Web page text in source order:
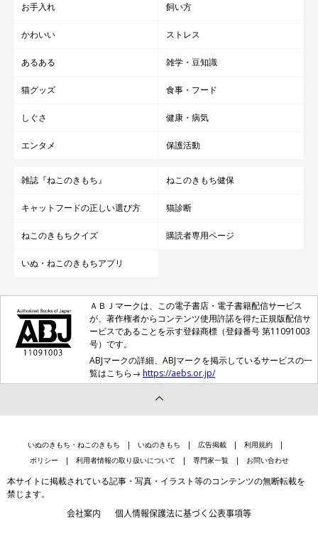
お手入れ 飼い方
かわいい ストレス
あるある 雑学・豆知識
猫グッズ 食事・フード
しぐさ 健康・病気
エンタメ 保護活動
雑誌『ねこのきもち』 ねこのきもち健保
キャットフードの正しい選び方 猫診断
ねこのきもちクイズ 購読者専用ページ
いぬ・ねこのきもちアプリ
ＡＢＪマークは、この電子書店・電子書籍配信サービス
が、著作権者からコンテンツ使用許諾を得た正規版配信サ
ービスであることを示す登録商標（登録番号 第11091003
号）です。
ABJマークの詳細、ABJマークを掲示しているサービスの一
覧はこちら→ https://aebs.or.jp/
いぬのきもち・ねこのきもち いぬのきもち 広告掲載
利用規約
ポリシー
利用者情報の取り扱いについて 専門家一覧 お問い合わせ
本サイトに掲載されている記事・写真・イラスト等のコンテンツの無断転載を
禁じます。
会社案内 個人情報保護法に基づく公表事項等